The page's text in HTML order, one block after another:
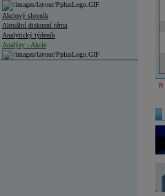
Akciový slovník
Aktuální diskusní téma
Analytický týdeník
Analýzy - Akcie
R